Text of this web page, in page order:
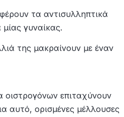
τα αντισυλληπτικά
γυναίκας.
της μακραίνουν με έναν
οιστρογόνων επιταχύνουν
αυτό, ορισμένες μέλλουσες